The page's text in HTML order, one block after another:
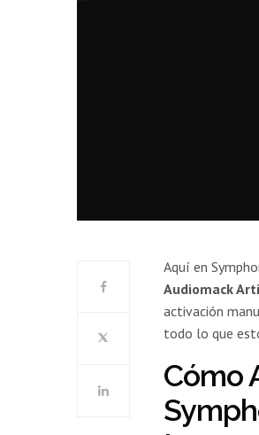
Aquí en
Audiomack
activación
todo lo que
Cómo